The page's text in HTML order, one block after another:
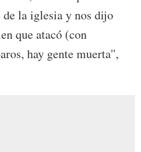
la iglesia y nos dijo
que atacó (con
hay gente muerta'',